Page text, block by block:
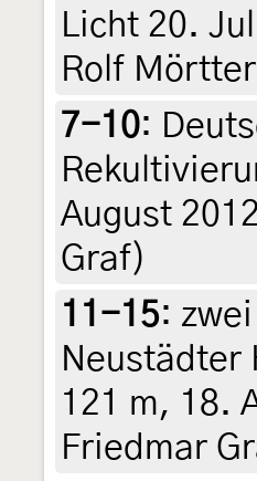
Licht 20.
Rolf Mörtter
7-10:
August
Graf)
11-15:
Neustädter
121 m, 18.
Friedmar